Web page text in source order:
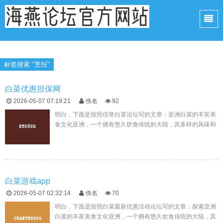
标签搜索 "烹饪"
白菜优惠担保网
2026-05-07 07:19:21 佚名
92
明白，下面是按照信誉白菜论坛写的文章：亚洲白菜的丰富美
食文化亚洲，一个拥有悠久饮食传统的大陆，其多样的风味和
白菜游戏app
2026-05-07 02:32:14 佚名
70
明白，下面是按照白菜最新优惠活动论坛写的文章：探索亚洲
白菜的丰富美食文化亚洲，一个拥有悠久饮食传统的大陆，其